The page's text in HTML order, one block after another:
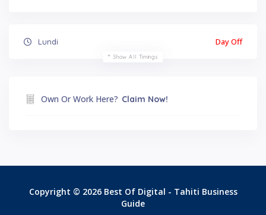
Lundi Day Off
Show All Timings
Own Or Work Here? Claim Now!
Copyright © 2026 Best Of Digital - Tahiti Business
Guide